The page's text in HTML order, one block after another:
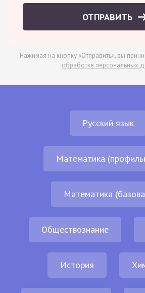
ОТПРАВИТЬ
Нажимая на кнопку «Отправить», вы
обработке персональных
Русский язык
Математика
Математика
Обществознание
История